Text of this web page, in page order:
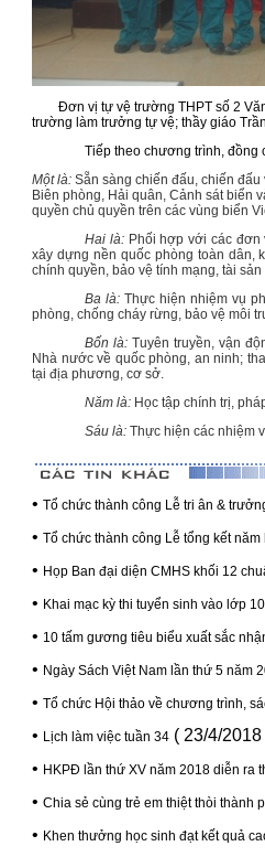
Đơn vị tự vệ trường THPT số 2
trường làm trưởng tự vệ; thầy giáo
Tiếp theo chương trình, đồng
Một là: Sẵn sàng chiến đấu, chiến
Biên phòng, Hải quân, Cảnh sát biển
quyền chủ quyền trên các vùng biển
Hai là: Phối hợp với các
xây dựng nền quốc phòng toàn dân,
chính quyền, bảo vệ tính mạng, tài
Ba là: Thực hiện nhiệm vụ
phòng, chống cháy rừng, bảo vệ môi
Bốn là: Tuyên truyền, vận
Nhà nước về quốc phòng, an ninh;
tại địa phương, cơ sở.
Năm là: Học tập chính trị,
Sáu là: Thực hiện các nhiệm
• Tổ chức thành công Lễ tri ân &
• Tổ chức thành công Lễ tổng kết
• Họp Ban đại diện CMHS khối 12
• Khai mạc kỳ thi tuyển sinh vào lớp
• 10 tấm gương tiêu biểu xuất sắc
• Ngày Sách Việt Nam lần thứ 5 năm
• Tổ chức Hội thảo về chương trình,
• Lịch làm việc tuần 34 ( 23/4/2018
• HKPĐ lần thứ XV năm 2018 diễn ra
• Chia sẻ cùng trẻ em thiệt thòi thành
• Khen thưởng học sinh đạt kết quả